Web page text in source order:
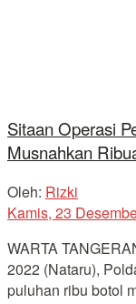
Sitaan Operasi
Musnahkan
Oleh: Rizki
Kamis, 23
WARTA
2022 (Nataru),
puluhan ribu botol